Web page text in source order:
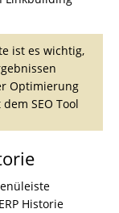
ist es wichtig,
Optimierung
SEO Tool
Historie